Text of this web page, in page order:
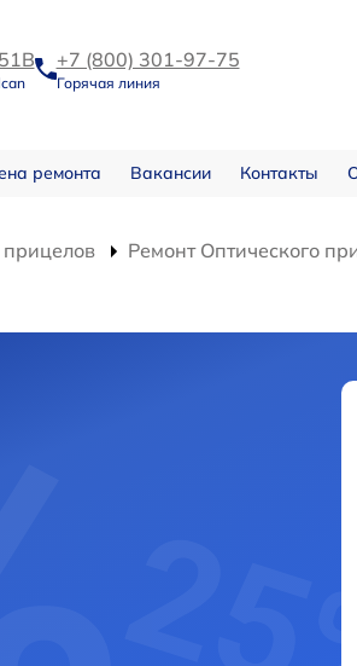
+7 (800) 301-97-75
Горячая линия
ремонта Вакансии Контакты
Ремонт Оптического